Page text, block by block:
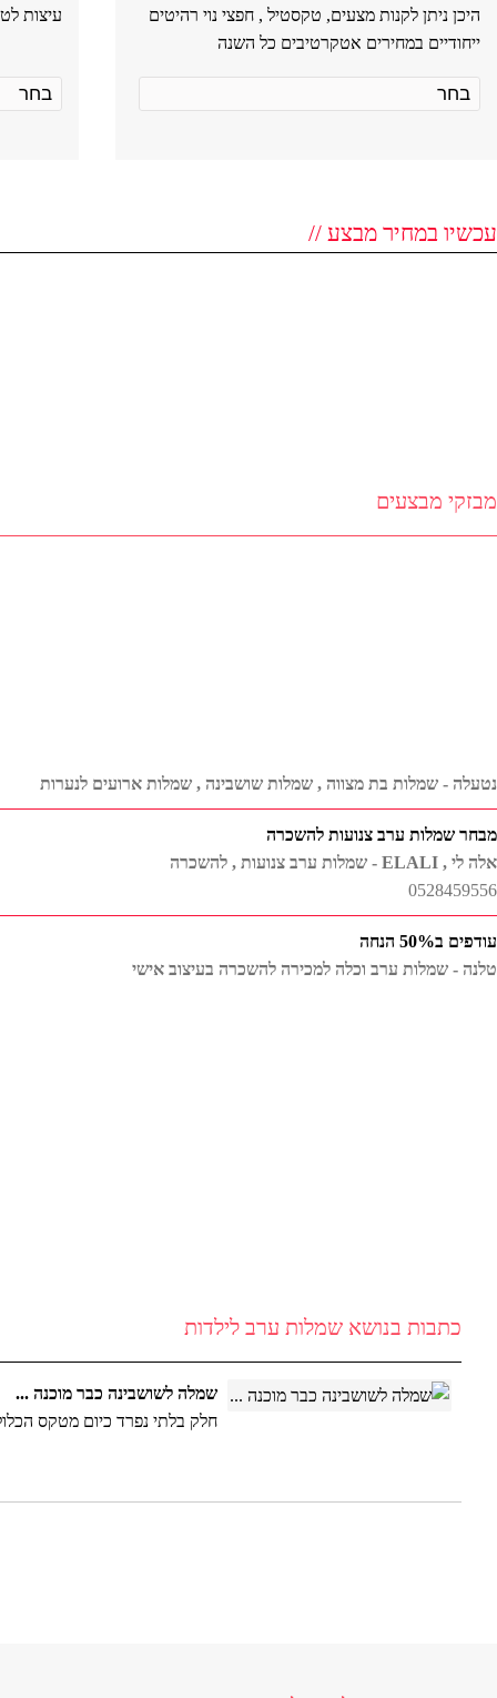
היכן ניתן לקנות מצעים, טקסטיל , חפצי נוי רהיטים
ייחודיים במחירים אטקרטיבים כל השנה
עיצות
עכשיו במחיר מבצע //
מבזקי מבצעים
נטעלה - שמלות בת מצווה , שמלות שושבינה , שמלות ארועים לנערות
מבחר שמלות ערב צנועות להשכרה
אלה לי , ELALI - שמלות ערב צנועות , להשכרה
טלנה - שמלות ערב וכלה למכירה להשכרה בעיצוב אישי
כתבות בנושא שמלות ערב לילדות
שמלה לשושבינה כבר מוכנה ...
חלק בלתי נפרד כיום מטקס